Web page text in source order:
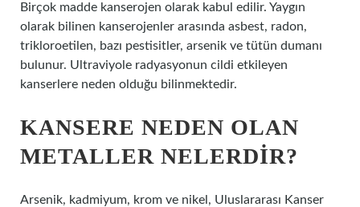
Birçok madde kanserojen olarak kabul edilir. Yaygın
olarak bilinen kanserojenler arasında asbest, radon,
trikloroetilen, bazı pestisitler, arsenik ve tütün dumanı
bulunur. Ultraviyole radyasyonun cildi etkileyen
kanserlere neden olduğu bilinmektedir.
KANSERE NEDEN OLAN
METALLER NELERDIR?
Arsenik, kadmiyum, krom ve nikel, Uluslararası Kanser